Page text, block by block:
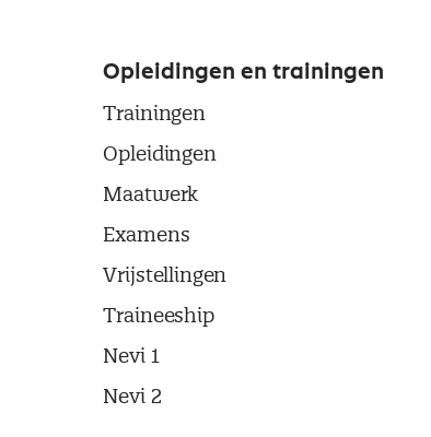
Opleidingen en trainingen
Trainingen
Opleidingen
Maatwerk
Examens
Vrijstellingen
Traineeship
Nevi 1
Nevi 2